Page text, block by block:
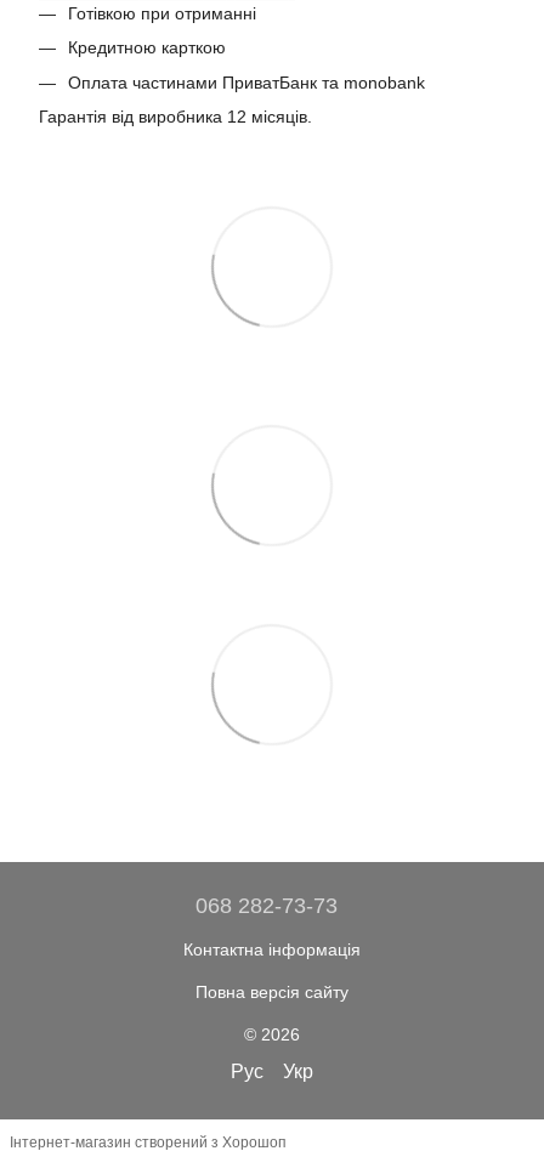
Готівкою при отриманні
Кредитною карткою
Оплата частинами ПриватБанк та monobank
Гарантія від виробника 12 місяців.
068 282-73-73
Контактна інформація
Повна версія сайту
© 2026
Рус Укр
Інтернет-магазин створений з Хорошоп